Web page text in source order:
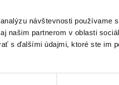
návštevnosti používame
našim partnerom v oblasti
s ďalšími údajmi, ktoré ste im
223
24